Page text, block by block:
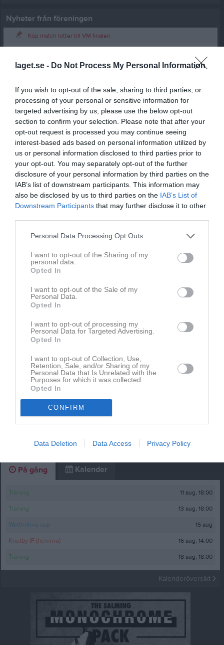
laget.se - Do Not Process My Personal Information
If you wish to opt-out of the sale, sharing to third parties, or
processing of your personal or sensitive information for
targeted advertising by us, please use the below opt-out
section to confirm your selection. Please note that after your
opt-out request is processed you may continue seeing
interest-based ads based on personal information utilized by
us or personal information disclosed to third parties prior to
your opt-out. You may separately opt-out of the further
disclosure of your personal information by third parties on the
IAB’s list of downstream participants. This information may
also be disclosed by us to third parties on the IAB’s List of
Downstream Participants that may further disclose it to other
Personal Data Processing Opt Outs
I want to opt-out of the Sharing of my
personal data.
Opted In
I want to opt-out of the Sale of my
Personal Data.
Opted In
I want to opt-out of processing my
Personal Data for Targeted Advertising.
Opted In
I want to opt-out of Collection, Use,
Retention, Sale, and/or Sharing of my
Personal Data that Is Unrelated with the
Purposes for which it was collected.
Opted In
CONFIRM
Data Deletion Data Access Privacy Policy
Nyheter från föreningen
Köp match lotter till VM finalen
Ingen video uppladdad
Logga in och ladda upp ert första klipp
Senast uppdaterade album
Logga in som administratör och skapa ert första album
På gång Kalender
Träning 11 aug, 18:00
Träning 13 aug, 18:00
Wattholma cup 15 aug
Knutby IF (hemma) 16 aug, 14:00
Träning 18 aug, 18:00
Kalenderöversikt